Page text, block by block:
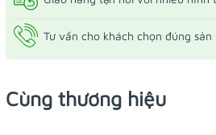
Tư vấn cho khách chọn đúng sản
Cùng thương hiệu